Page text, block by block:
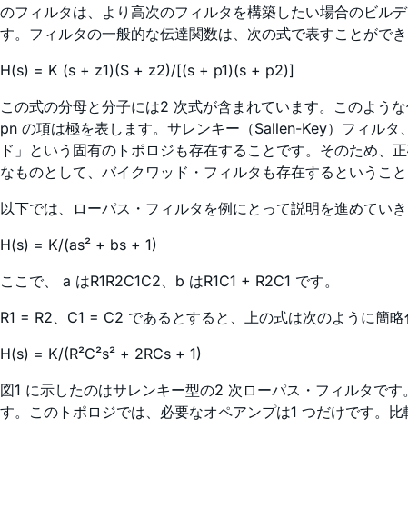
のフィルタは、より高次のフィルタを構築したい場合のビル
す。フィルタの一般的な伝達関数は、次の式で表すことができ
H(s) = K (s + z1)(S + z2)/[(s + p1)(s + p2)]
この式の分母と分子には2 次式が含まれています。このよう
pn の項は極を表します。サレンキー（Sallen-Key）フィル
ド」という固有のトポロジも存在することです。そのため、
なものとして、バイクワッド・フィルタも存在するというこ
以下では、ローパス・フィルタを例にとって説明を進めてい
H(s) = K/(as² + bs + 1)
ここで、 a はR1R2C1C2、b はR1C1 + R2C1 です。
R1 = R2、C1 = C2 であるとすると、上の式は次のように簡略
H(s) = K/(R²C²s² + 2RCs + 1)
図1 に示したのはサレンキー型の2 次ローパス・フィルタで
す。このトポロジでは、必要なオペアンプは1 つだけです。